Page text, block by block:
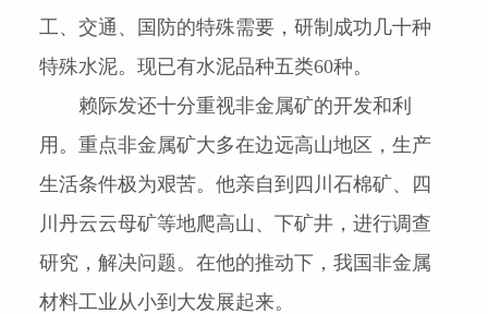
工、交通、国防的特殊需要，研制成功几十种
特殊水泥。现已有水泥品种五类60种。
赖际发还十分重视非金属矿的开发和利
用。重点非金属矿大多在边远高山地区，生产
生活条件极为艰苦。他亲自到四川石棉矿、四
川丹云云母矿等地爬高山、下矿井，进行调查
研究，解决问题。在他的推动下，我国非金属
材料工业从小到大发展起来。